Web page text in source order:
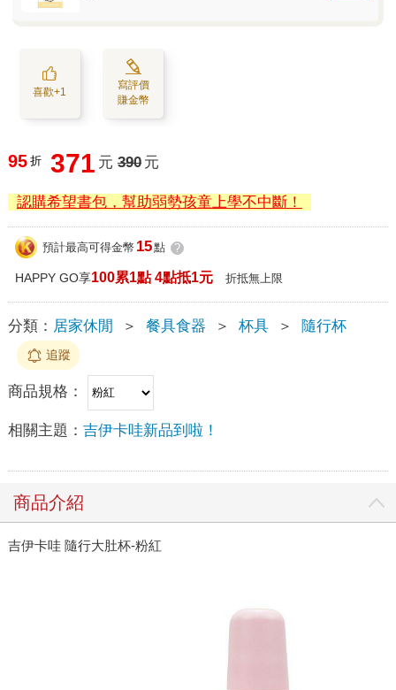
喜歡+1
寫評價
賺金幣
95 折 371 元 390 元
認購希望書包，幫助弱勢孩童上學不中斷！
預計最高可得金幣 15點 ?
HAPPY GO享100累1點 4點抵1元 折抵無上限
分類： 居家休閒 ＞ 餐具食器 ＞ 杯具 ＞ 隨行杯
追蹤
商品規格：
相關主題： 吉伊卡哇新品到啦！
商品介紹
吉伊卡哇 隨行大肚杯-粉紅